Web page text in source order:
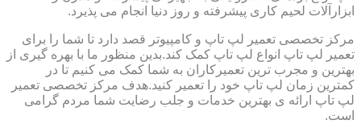
ابزارآلات لحیم کاری پیشرفته و روز دنیا انجام می پذیرد.
مرکز تخصصی تعمیر لپ تاپ و کامپیوتر قصد دارد تا شما را برای
تعمیر لپ تاپ انواع لپ تاپ کمک کند.بدین منظور ما با بهره گیری از
بهترین و مجرب ترین تعمیرکاران به شما کمک می کنیم تا در
کمترین زمان لپ تاپ خود را تعمیر کنید.هدف مرکز تخصصی تعمیر
لپ تاپ ارائه ی بهترین خدمات و جلب رضایت شما مردم گرامی
است.